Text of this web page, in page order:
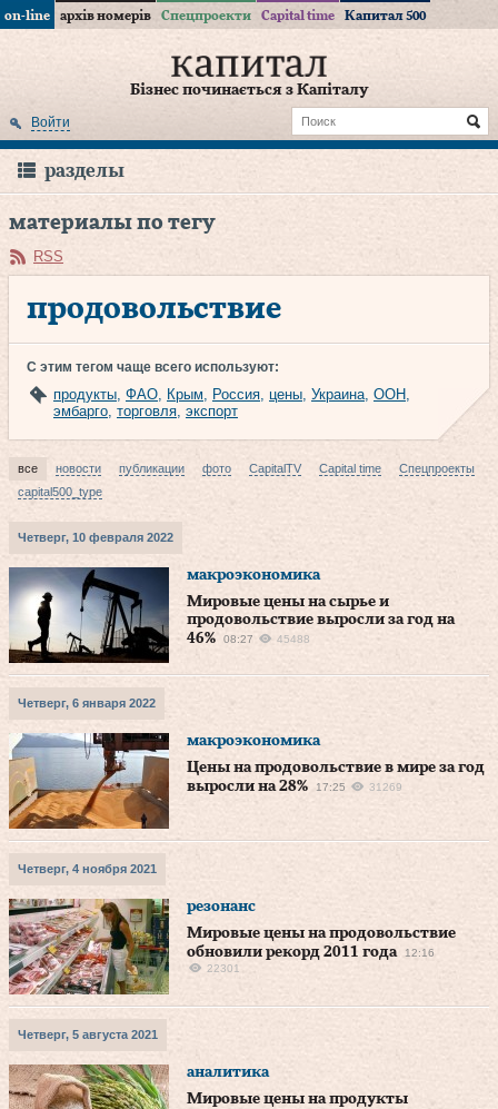
on-line архів номерів Спецпроекти Capital time Капитал 500
Бізнес починається з Капіталу
Войти
разделы
материалы по тегу
RSS
продовольствие
С этим тегом чаще всего используют:
продукты, ФАО, Крым, Россия, цены, Украина, ООН,
эмбарго, торговля, экспорт
все новости публикации фото CapitalTV Capital time
Спецпроекты
capital500_type
Четверг, 10 февраля 2022
макроэкономика
Мировые цены на сырье и
продовольствие выросли за год на
46%
08:27 45488
Четверг, 6 января 2022
макроэкономика
Цены на продовольствие в мире за год
выросли на 28%
17:25 31269
Четверг, 4 ноября 2021
резонанс
Мировые цены на продовольствие
обновили рекорд 2011 года
12:16
22301
Четверг, 5 августа 2021
аналитика
Мировые цены на продукты